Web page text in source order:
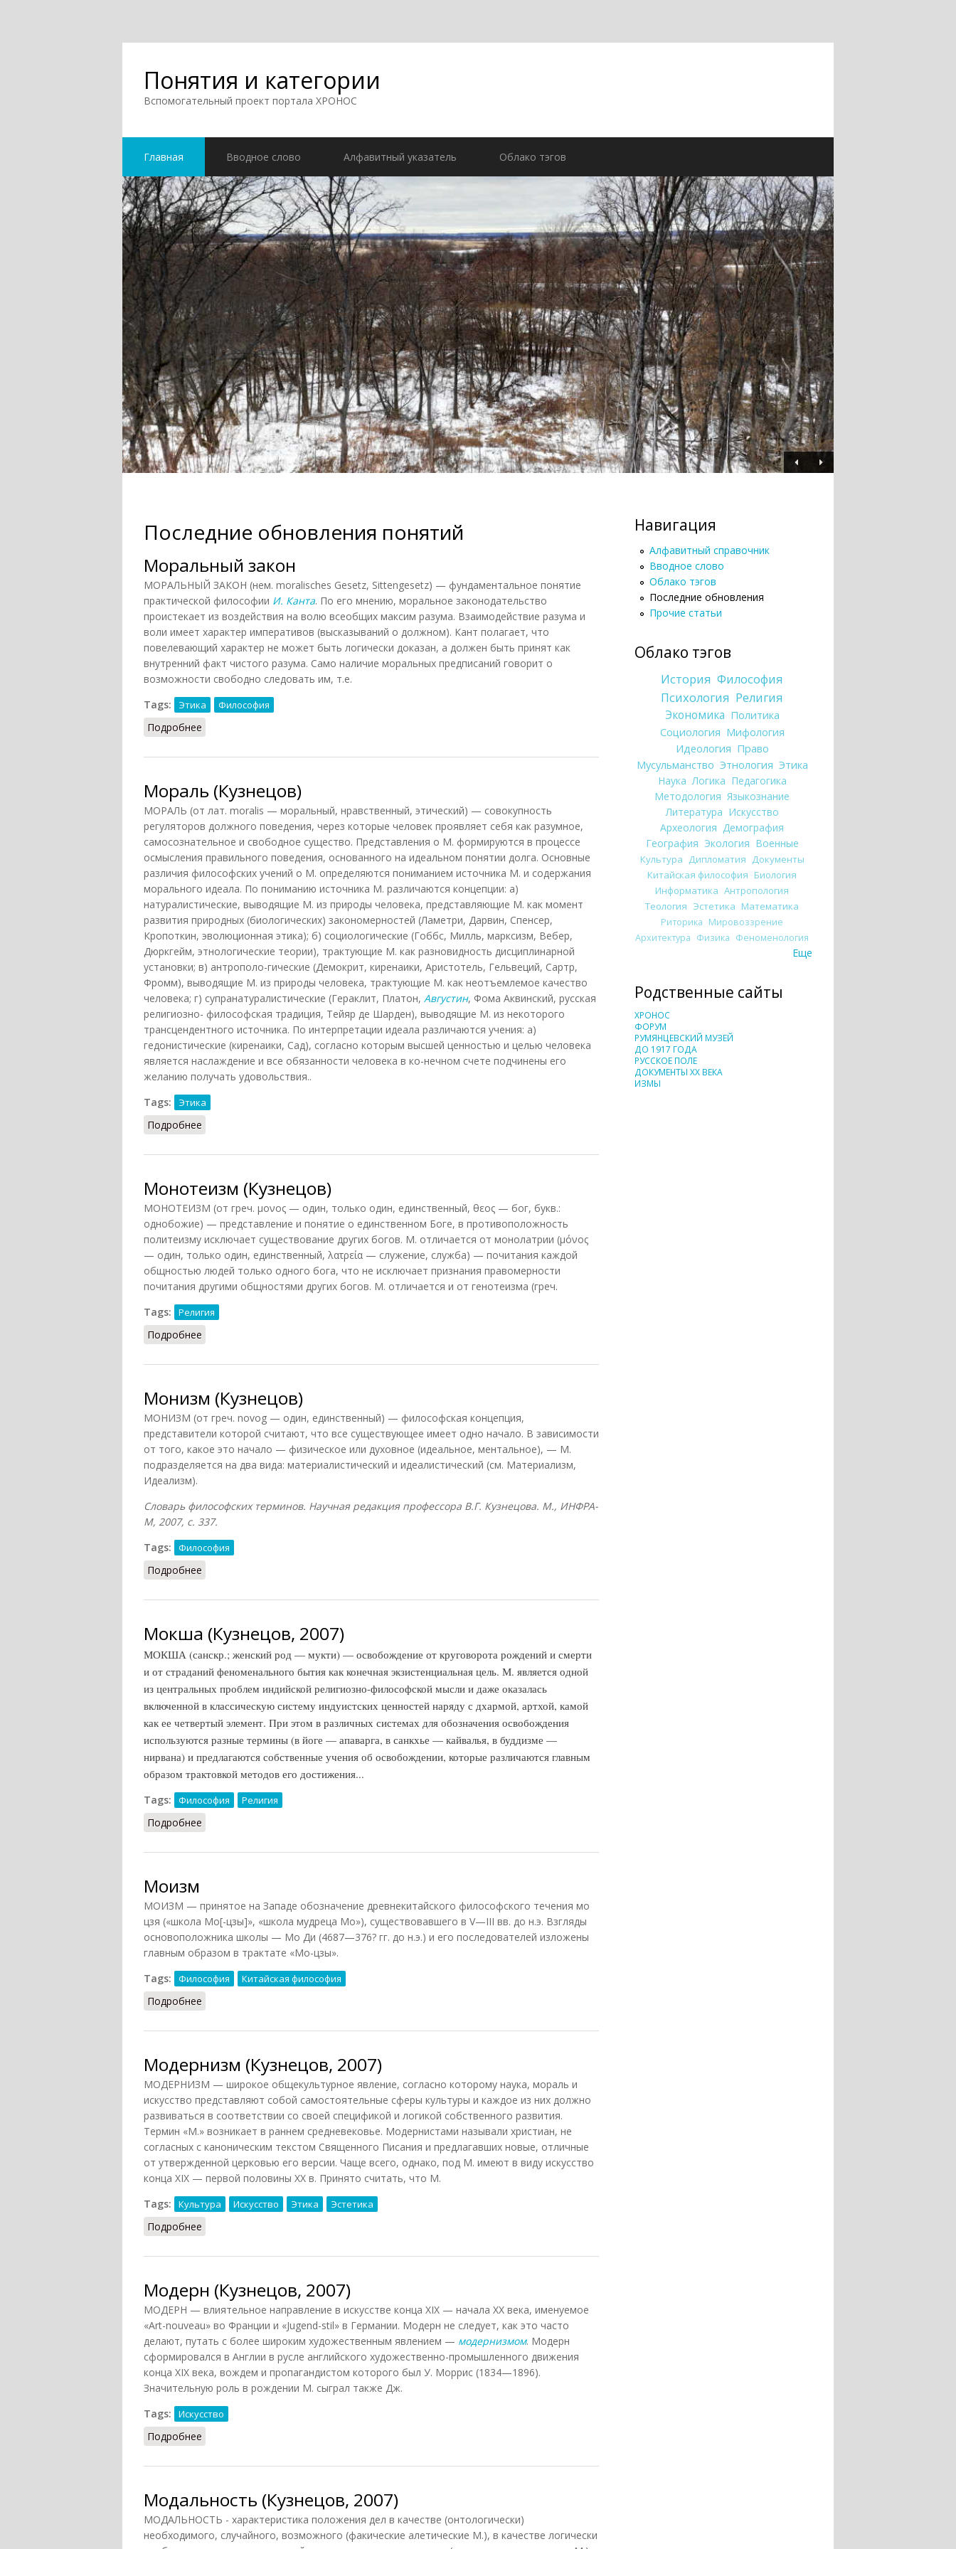
Понятия и категории
Вспомогательный проект портала ХРОНОС
Главная Вводное слово Алфавитный указатель Облако тэгов
Последние обновления понятий
Моральный закон
МОРАЛЬНЫЙ ЗАКОН (нем. moralisches Gesetz, Sittengesetz) — фундаментальное понятие
практической философии И. Канта. По его мнению, моральное законодательство
проистекает из воздействия на волю всеобщих максим разума. Взаимодействие разума и
воли имеет характер императивов (высказываний о должном). Кант полагает, что
повелевающий характер не может быть логически доказан, а должен быть принят как
внутренний факт чистого разума. Само наличие моральных предписаний говорит о
возможности свободно следовать им, т.е.
Tags:
Этика Философия
Подробнее
Мораль (Кузнецов)
МОРАЛЬ (от лат. moralis — моральный, нравственный, этический) — совокупность
регуляторов должного поведения, через которые человек проявляет себя как разумное,
самосознательное и свободное существо. Представления о М. формируются в процессе
осмысления правильного поведения, основанного на идеальном понятии долга. Основные
различия философских учений о М. определяются пониманием источника М. и содержания
морального идеала. По пониманию источника М. различаются концепции: а)
натуралистические, выводящие М. из природы человека, представляющие М. как момент
развития природных (биологических) закономерностей (Ламетри, Дарвин, Спенсер,
Кропоткин, эволюционная этика); б) социологические (Гоббс, Милль, марксизм, Вебер,
Дюркгейм, этнологические теории), трактующие М. как разновидность дисциплинарной
установки; в) антрополо-гические (Демокрит, киренаики, Аристотель, Гельвеций, Сартр,
Фромм), выводящие М. из природы человека, трактующие М. как неотъемлемое качество
человека; г) супранатуралистические (Гераклит, Платон, Августин, Фома Аквинский, русская
религиозно- философская традиция, Тейяр де Шарден), выводящие М. из некоторого
трансцендентного источника. По интерпретации идеала различаются учения: а)
гедонистические (киренаики, Сад), согласно которым высшей ценностью и целью человека
является наслаждение и все обязанности человека в ко-нечном счете подчинены его
желанию получать удовольствия..
Tags:
Этика
Подробнее
Монотеизм (Кузнецов)
МОНОТЕИЗМ (от греч. μονος — один, только один, единственный, θεος — бог, букв.:
однобожие) — представление и понятие о единственном Боге, в противоположность
политеизму исключает существование других богов. М. отличается от монолатрии (μόνος
— один, только один, единственный, λατρεία — служение, служба) — почитания каждой
общностью людей только одного бога, что не исключает признания правомерности
почитания другими общностями других богов. М. отличается и от генотеизма (греч.
Tags:
Религия
Подробнее
Монизм (Кузнецов)
МОНИЗМ (от греч. novog — один, единственный) — философская концепция,
представители которой считают, что все существующее имеет одно начало. В зависимости
от того, какое это начало — физическое или духовное (идеальное, ментальное), — М.
подразделяется на два вида: материалистический и идеалистический (см. Материализм,
Идеализм).
Словарь философских терминов. Научная редакция профессора В.Г. Кузнецова. М., ИНФРА-
М, 2007, с. 337.
Tags:
Философия
Подробнее
Мокша (Кузнецов, 2007)
МОКША (санскр.; женский род — мукти) — освобождение от круговорота рождений и смерти
и от страданий феноменального бытия как конечная экзистенциальная цель. М. является одной
из центральных проблем индийской религиозно-философской мысли и даже оказалась
включенной в классическую систему индуистских ценностей наряду с дхармой, артхой, камой
как ее четвертый элемент. При этом в различных системах для обозначения освобождения
используются разные термины (в йоге — апаварга, в санкхье — кайвалья, в буддизме —
нирвана) и предлагаются собственные учения об освобождении, которые различаются главным
образом трактовкой методов его достижения...
Tags: Философия Религия
Подробнее
Моизм
МОИЗМ — принятое на Западе обозначение древнекитайского философского течения мо
цзя («школа Мо[-цзы]», «школа мудреца Мо»), существовавшего в V—III вв. до н.э. Взгляды
основоположника школы — Мо Ди (4687—376? гг. до н.э.) и его последователей изложены
главным образом в трактате «Мо-цзы».
Tags:
Философия Китайская философия
Подробнее
Модернизм (Кузнецов, 2007)
МОДЕРНИЗМ — широкое общекультурное явление, согласно которому наука, мораль и
искусство представляют собой самостоятельные сферы культуры и каждое из них должно
развиваться в соответствии со своей спецификой и логикой собственного развития.
Термин «М.» возникает в раннем средневековье. Модернистами называли христиан, не
согласных с каноническим текстом Священного Писания и предлагавших новые, отличные
от утвержденной церковью его версии. Чаще всего, однако, под М. имеют в виду искусство
конца XIX — первой половины XX в. Принято считать, что М.
Tags:
Культура Искусство Этика Эстетика
Подробнее
Модерн (Кузнецов, 2007)
МОДЕРН — влиятельное направление в искусстве конца XIX — начала XX века, именуемое
«Art-nouveau» во Франции и «Jugend-stil» в Германии. Модерн не следует, как это часто
делают, путать с более широким художественным явлением — модернизмом. Модерн
сформировался в Англии в русле английского художественно-промышленного движения
конца XIX века, вождем и пропагандистом которого был У. Моррис (1834—1896).
Значительную роль в рождении М. сыграл также Дж.
Tags:
Искусство
Подробнее
Модальность (Кузнецов, 2007)
МОДАЛЬНОСТЬ - характеристика положения дел в качестве (онтологически)
необходимого, случайного, возможного (факические алетические М.), в качестве логически
Навигация
Алфавитный справочник
Вводное слово
Облако тэгов
Последние обновления
Прочие статьи
Облако тэгов
История Философия
Психология Религия
Экономика Политика
Социология Мифология
Идеология Право
Мусульманство Этнология Этика
Наука Логика Педагогика
Методология Языкознание
Литература Искусство
Археология Демография
География Экология Военные
Культура Дипломатия Документы
Китайская философия Биология
Информатика Антропология
Теология Эстетика Математика
Риторика Мировоззрение
Архитектура Физика Феноменология
Еще
Родственные сайты
ХРОНОС
ФОРУМ
РУМЯНЦЕВСКИЙ МУЗЕЙ
ДО 1917 ГОДА
РУССКОЕ ПОЛЕ
ДОКУМЕНТЫ XX ВЕКА
ИЗМЫ